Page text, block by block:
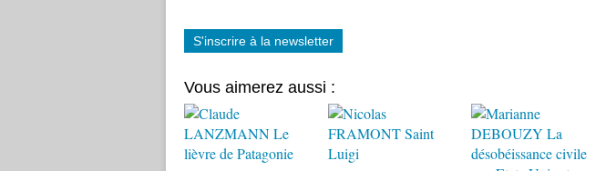
S'inscrire à la newsletter
Vous aimerez aussi :